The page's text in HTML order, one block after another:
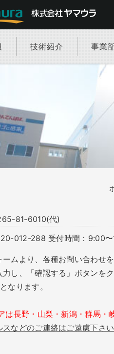
技術紹介 事業
81-6010(代)
012-288 受付時間：9:00〜
ームより、各種お問い合わせ
し、「確認する」ボタンを
なります。
は長野・山梨・新潟・群馬・
などのご連絡はご遠慮下さい